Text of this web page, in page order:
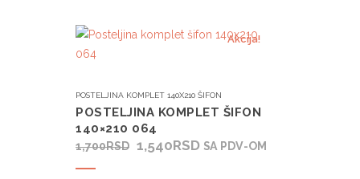
Akcija!
POSTELJINA KOMPLET 140X210 ŠIFON
POSTELJINA KOMPLET ŠIFON
140×210 064
1,700RSD ORIGINALNA
CENA
1,540RSDTRENUTNA
SA PDV-OM
Dodaj u korpu